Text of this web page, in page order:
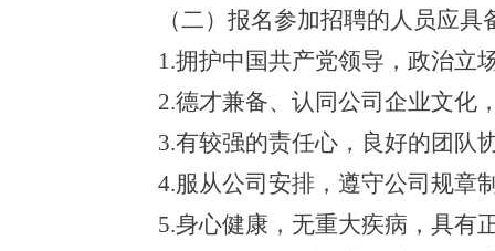
（二）报名参加招聘的人员应
1.拥护中国共产党领导，政治立
2.德才兼备、认同公司企业文化
3.有较强的责任心，良好的团队
4.服从公司安排，遵守公司规章
5.身心健康，无重大疾病，具有